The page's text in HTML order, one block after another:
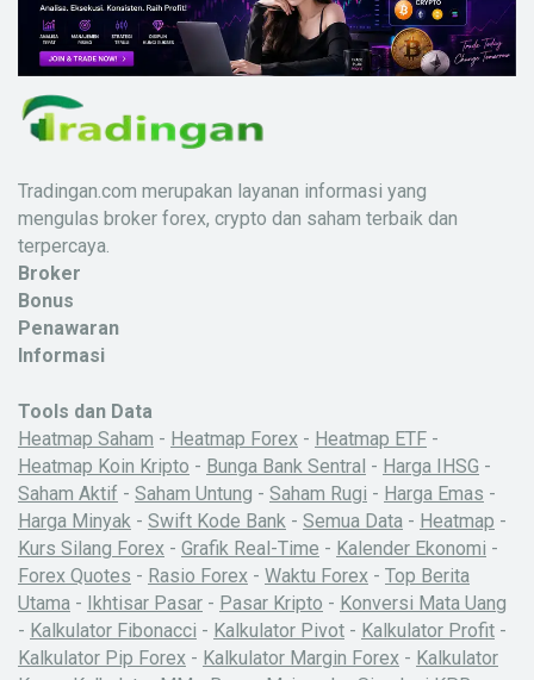
Tradingan.com merupakan layanan informasi yang
mengulas broker forex, crypto dan saham terbaik dan
terpercaya.
Broker
Bonus
Penawaran
Informasi
Tools dan Data
Heatmap Saham - Heatmap Forex - Heatmap ETF -
Heatmap Koin Kripto - Bunga Bank Sentral - Harga IHSG -
Saham Aktif - Saham Untung - Saham Rugi - Harga Emas -
Harga Minyak - Swift Kode Bank - Semua Data - Heatmap -
Kurs Silang Forex - Grafik Real-Time - Kalender Ekonomi -
Forex Quotes - Rasio Forex - Waktu Forex - Top Berita
Utama - Ikhtisar Pasar - Pasar Kripto - Konversi Mata Uang
- Kalkulator Fibonacci - Kalkulator Pivot - Kalkulator Profit -
Kalkulator Pip Forex - Kalkulator Margin Forex - Kalkulator